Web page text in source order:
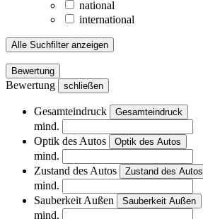
national
international
Alle Suchfilter anzeigen
Bewertung
Bewertung schließen
Gesamteindruck Gesamteindruck
mind.
Optik des Autos
Optik des Autos
mind.
Zustand des Autos
Zustand des Autos
mind.
Sauberkeit Außen
Sauberkeit Außen
mind.